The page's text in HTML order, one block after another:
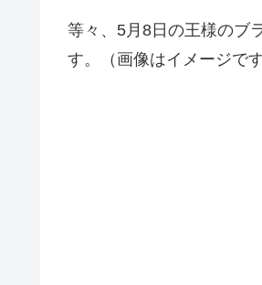
等々、5月8日の王様のブ
す。（画像はイメージです